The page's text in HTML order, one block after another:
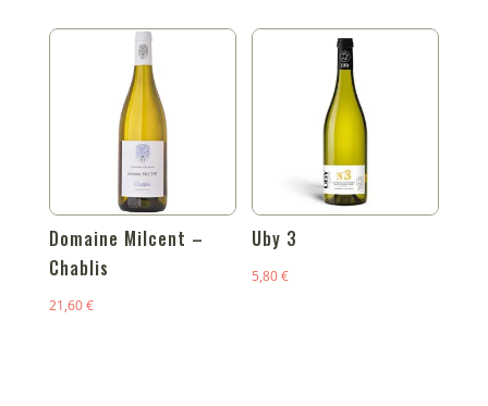
Domaine Milcent –
Chablis
21,60€
Uby 3
5,80€